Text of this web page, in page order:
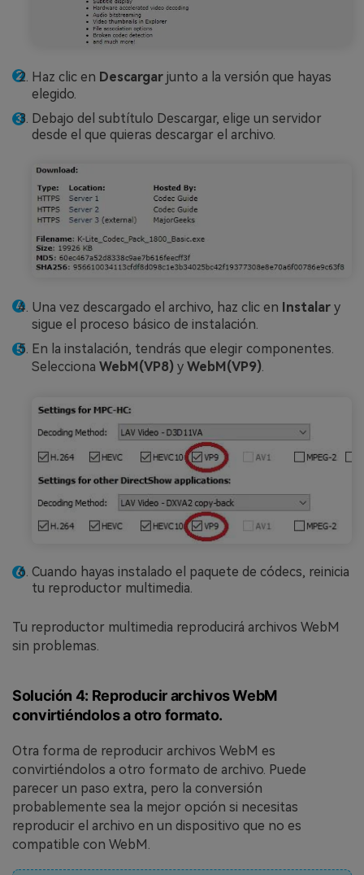
Haz clic en Descargar junto a la versión que hayas
elegido.
Debajo del subtítulo Descargar, elige un servidor
desde el que quieras descargar el archivo.
Una vez descargado el archivo, haz clic en Instalar y
sigue el proceso básico de instalación.
En la instalación, tendrás que elegir componentes.
Selecciona WebM(VP8) y WebM(VP9).
Cuando hayas instalado el paquete de códecs, reinicia
tu reproductor multimedia.
Tu reproductor multimedia reproducirá archivos WebM
sin problemas.
Solución 4: Reproducir archivos WebM
convirtiéndolos a otro formato.
Otra forma de reproducir archivos WebM es
convirtiéndolos a otro formato de archivo. Puede
parecer un paso extra, pero la conversión
probablemente sea la mejor opción si necesitas
reproducir el archivo en un dispositivo que no es
compatible con WebM.